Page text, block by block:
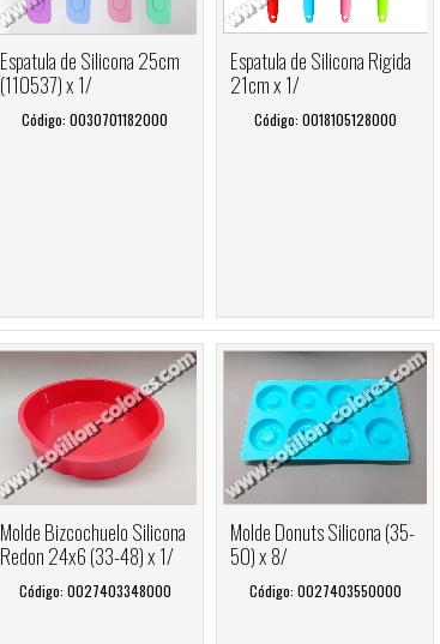
Espatula de Silicona 25cm
(110537) x 1/
Código: 0030701182000
Espatula de Silicona Rigida
21cm x 1/
Código: 0018105128000
Molde Bizcochuelo Silicona
Redon 24x6 (33-48) x 1/
Código: 0027403348000
Molde Donuts Silicona (35-
50) x 8/
Código: 0027403550000